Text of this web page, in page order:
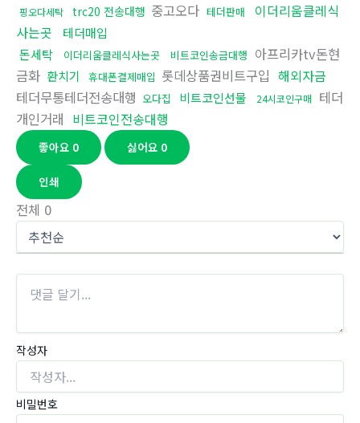
핑오다세탁 trc20 전송대행 중고오다 테더판매
이더리움클레식
사는곳
테더매입
돈세탁
이더리움클레식사는곳 비트코인송금대행 아프리카tv돈현
금화 환치기 휴대폰결제매입 롯데상품권비트구입 해외자금
테더무통테더전송대행 오다집 비트코인선물 24시코인구매 테더
개인거래 비트코인전송대행
좋아요 0 싫어요 0
인쇄
전체 0
작성자
비밀번호